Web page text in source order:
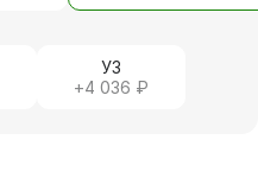
У3
+4 036 ₽